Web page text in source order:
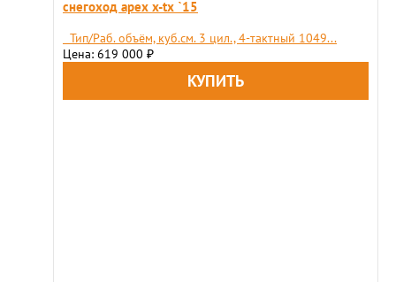
снегоход apex x-tx `15
Тип/Раб. объём, куб.см. 3 цил., 4-тактный 1049...
Цена: 619 000 ₽